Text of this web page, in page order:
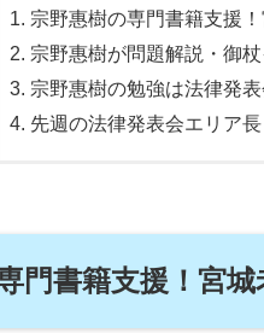
宗野惠樹の専門書籍支援
宗野惠樹が問題解説・御
宗野惠樹の勉強は法律発
先週の法律発表会エリア
門書籍支援！宮